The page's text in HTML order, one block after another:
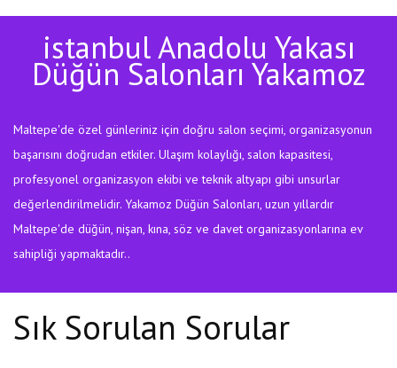
istanbul Anadolu Yakası
Düğün Salonları Yakamoz
Maltepe'de özel günleriniz için doğru salon seçimi, organizasyonun
başarısını doğrudan etkiler. Ulaşım kolaylığı, salon kapasitesi,
profesyonel organizasyon ekibi ve teknik altyapı gibi unsurlar
değerlendirilmelidir. Yakamoz Düğün Salonları, uzun yıllardır
Maltepe'de düğün, nişan, kına, söz ve davet organizasyonlarına ev
sahipliği yapmaktadır..
Sık Sorulan Sorular